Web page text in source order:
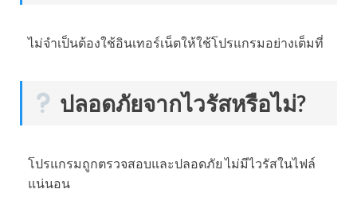
ไม่จำเป็นต้องใช้อินเทอร์เน็ตให้ใช้โปรแกรมอย่างเต็มที่
ปลอดภัยจากไวรัสหรือไม่?
โปรแกรมถูกตรวจสอบและปลอดภัย ไม่มีไวรัสในไฟล์
แน่นอน